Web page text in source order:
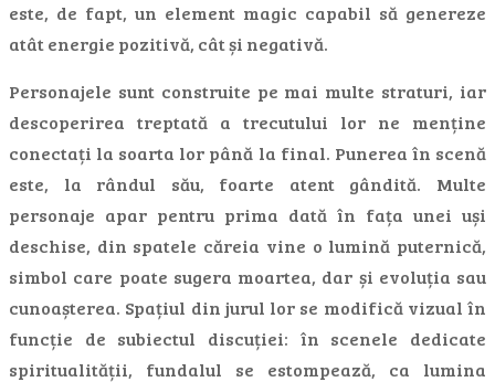
este, de fapt, un element magic capabil să genereze
atât energie pozitivă, cât și negativă.
Personajele sunt construite pe mai multe straturi, iar
descoperirea treptată a trecutului lor ne menține
conectați la soarta lor până la final. Punerea în scenă
este, la rândul său, foarte atent gândită. Multe
personaje apar pentru prima dată în fața unei uși
deschise, din spatele căreia vine o lumină puternică,
simbol care poate sugera moartea, dar și evoluția sau
cunoașterea. Spațiul din jurul lor se modifică vizual în
funcție de subiectul discuției: în scenele dedicate
spiritualității, fundalul se estompează, ca lumina